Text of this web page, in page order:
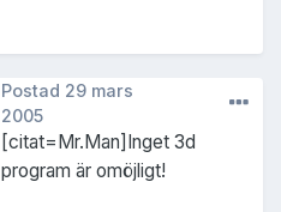
Postad 29 mars
2005
[citat=Mr.Man]Inget 3d
program är omöjligt!